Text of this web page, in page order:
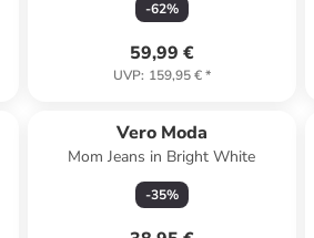
-62%
59,99 €
UVP: 159,95 €*
Vero Moda
Mom Jeans in Bright White
-35%